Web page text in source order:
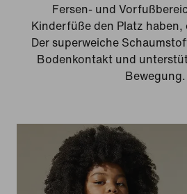
Fersen- und
Kinderfüße den Platz haben,
Der superweiche
Bodenkontakt und
Bewegung.